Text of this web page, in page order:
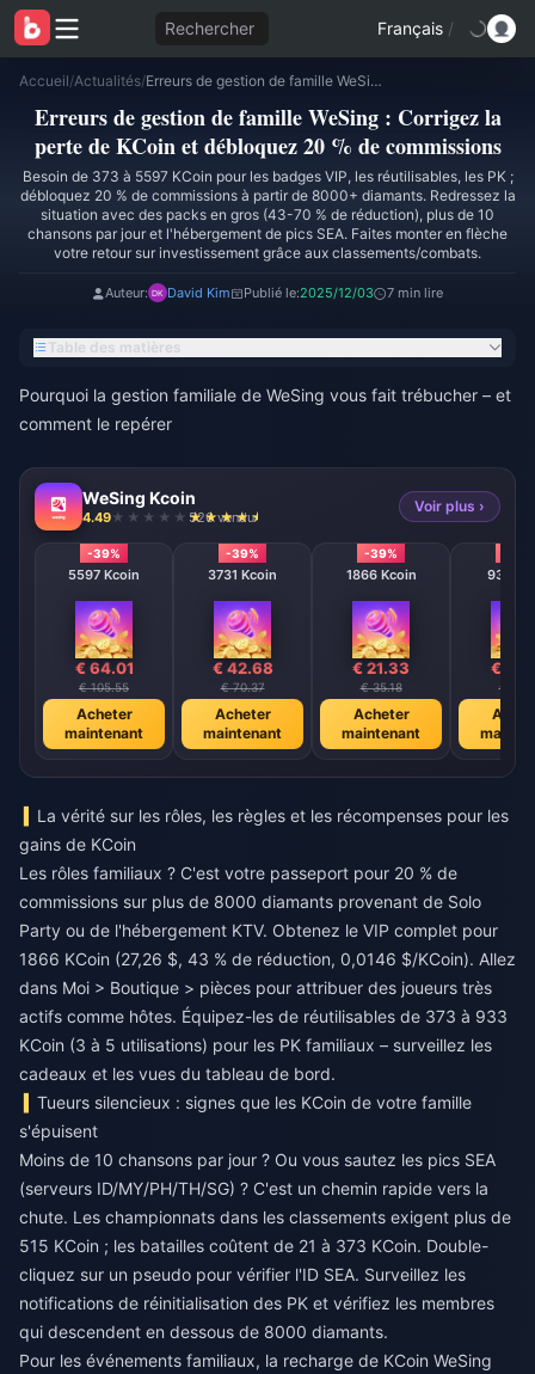
Rechercher Français /
Accueil/Actualités/ Erreurs de gestion de famille WeSing : Corrigez la perte de KCoin et débloquez 20 % de commissions
Erreurs de gestion de famille WeSing : Corrigez la
perte de KCoin et débloquez 20 % de commissions
Besoin de 373 à 5597 KCoin pour les badges VIP, les réutilisables, les PK ;
débloquez 20 % de commissions à partir de 8000+ diamants. Redressez la
situation avec des packs en gros (43-70 % de réduction), plus de 10
chansons par jour et l'hébergement de pics SEA. Faites monter en flèche
votre retour sur investissement grâce aux classements/combats.
Auteur: David Kim Publié le:2025/12/03 7 min lire
Table des matières
Pourquoi la gestion familiale de WeSing vous fait trébucher – et
comment le repérer
WeSing Kcoin
4.49 526 vendu
Voir plus ›
-39%
5597 Kcoin
€ 64.01
€ 105.55
Acheter
maintenant
-39%
3731 Kcoin
€ 42.68
€ 70.37
Acheter
maintenant
-39%
1866 Kcoin
€ 21.33
€ 35.18
Acheter
maintenant
933
€
€
La vérité sur les rôles, les règles et les récompenses pour les
gains de KCoin
Les rôles familiaux ? C'est votre passeport pour 20 % de
commissions sur plus de 8000 diamants provenant de Solo
Party ou de l'hébergement KTV. Obtenez le VIP complet pour
1866 KCoin (27,26 $, 43 % de réduction, 0,0146 $/KCoin). Allez
dans Moi > Boutique > pièces pour attribuer des joueurs très
actifs comme hôtes. Équipez-les de réutilisables de 373 à 933
KCoin (3 à 5 utilisations) pour les PK familiaux – surveillez les
cadeaux et les vues du tableau de bord.
Tueurs silencieux : signes que les KCoin de votre famille
s'épuisent
Moins de 10 chansons par jour ? Ou vous sautez les pics SEA
(serveurs ID/MY/PH/TH/SG) ? C'est un chemin rapide vers la
chute. Les championnats dans les classements exigent plus de
515 KCoin ; les batailles coûtent de 21 à 373 KCoin. Double-
cliquez sur un pseudo pour vérifier l'ID SEA. Surveillez les
notifications de réinitialisation des PK et vérifiez les membres
qui descendent en dessous de 8000 diamants.
Pour les événements familiaux, la recharge de KCoin WeSing